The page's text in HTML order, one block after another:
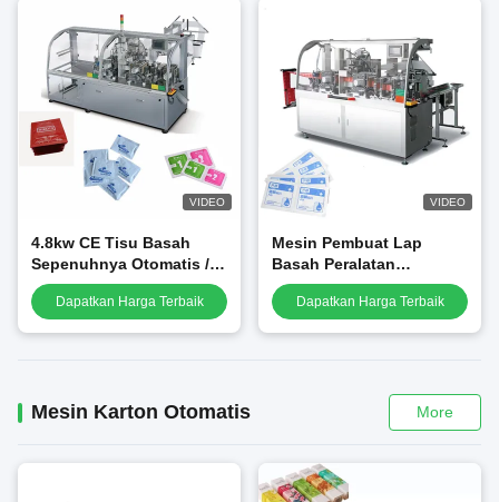
VIDEO
4.8kw CE Tisu Basah
Sepenuhnya Otomatis /
Peralatan Pembuatan
Tisu Basah / mesin
Dapatkan Harga Terbaik
VIDEO
Mesin Pembuat Lap
Basah Peralatan
Pengepakan Otomatis
Horisontal Tunggal
Dapatkan Harga Terbaik
Mesin Karton Otomatis More